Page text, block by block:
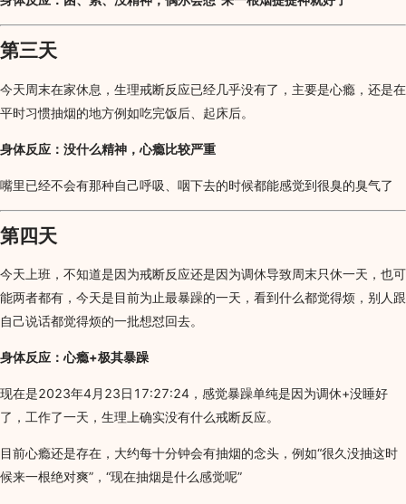
第三天
今天周末在家休息，生理戒断反应已经几乎没有了，主要是心瘾，还是在
平时习惯抽烟的地方例如吃完饭后、起床后。
身体反应：没什么精神，心瘾比较严重
嘴里已经不会有那种自己呼吸、咽下去的时候都能感觉到很臭的臭气了
第四天
今天上班，不知道是因为戒断反应还是因为调休导致周末只休一天，也可
能两者都有，今天是目前为止最暴躁的一天，看到什么都觉得烦，别人跟
自己说话都觉得烦的一批想怼回去。
身体反应：心瘾+极其暴躁
现在是2023年4月23日17:27:24，感觉暴躁单纯是因为调休+没睡好
了，工作了一天，生理上确实没有什么戒断反应。
目前心瘾还是存在，大约每十分钟会有抽烟的念头，例如“很久没抽这时
候来一根绝对爽”，“现在抽烟是什么感觉呢”